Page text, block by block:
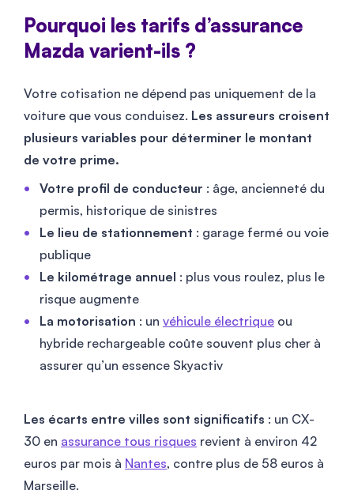
Pourquoi les tarifs d’assurance
Mazda varient-ils ?
Votre cotisation ne dépend pas uniquement de la
voiture que vous conduisez. Les assureurs croisent
plusieurs variables pour déterminer le montant
de votre prime.
Votre profil de conducteur : âge, ancienneté du
permis, historique de sinistres
Le lieu de stationnement : garage fermé ou voie
publique
Le kilométrage annuel : plus vous roulez, plus le
risque augmente
La motorisation : un véhicule électrique ou
hybride rechargeable coûte souvent plus cher à
assurer qu’un essence Skyactiv
Les écarts entre villes sont significatifs : un CX-
30 en assurance tous risques revient à environ 42
euros par mois à Nantes, contre plus de 58 euros à
Marseille.